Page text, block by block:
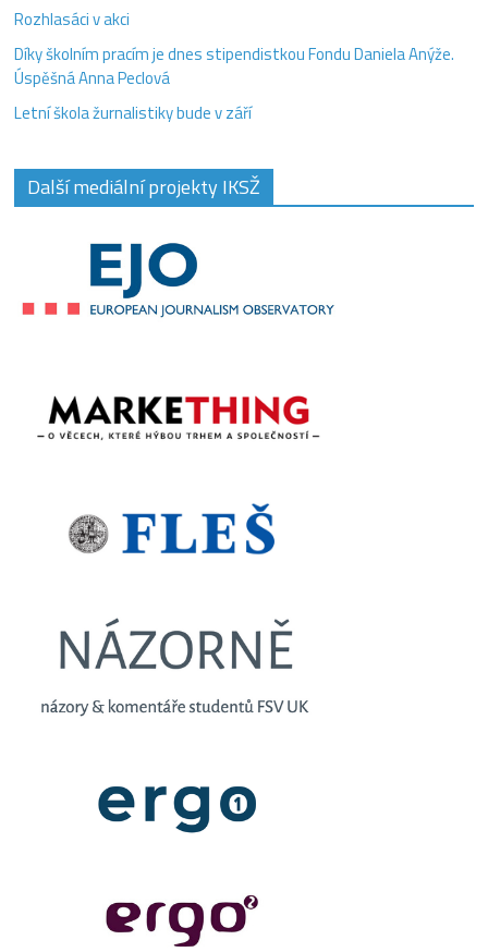
Rozhlasáci v akci
Díky školním pracím je dnes stipendistkou Fondu Daniela Anýže.
Úspěšná Anna Peclová
Letní škola žurnalistiky bude v září
Další mediální projekty IKSŽ